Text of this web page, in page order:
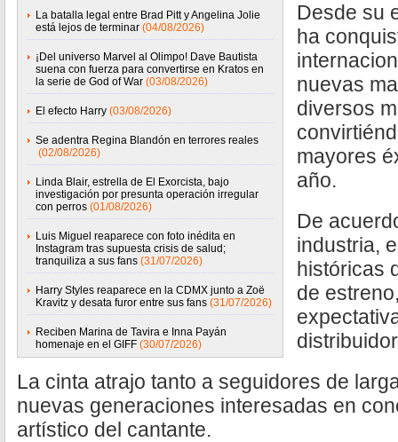
La batalla legal entre Brad Pitt y Angelina Jolie
está lejos de terminar (04/08/2026)
¡Del universo Marvel al Olimpo! Dave Bautista
suena con fuerza para convertirse en Kratos en
la serie de God of War (03/08/2026)
El efecto Harry (03/08/2026)
Se adentra Regina Blandón en terrores reales
(02/08/2026)
Linda Blair, estrella de El Exorcista, bajo
investigación por presunta operación irregular
con perros (01/08/2026)
Luis Miguel reaparece con foto inédita en
Instagram tras supuesta crisis de salud;
tranquiliza a sus fans (31/07/2026)
Harry Styles reaparece en la CDMX junto a Zoë
Kravitz y desata furor entre sus fans (31/07/2026)
Reciben Marina de Tavira e Inna Payán
homenaje en el GIFF (30/07/2026)
Desde su
ha
nuevas
diversos
mayores
año.
De
industria,
históricas
de
La cinta atrajo tanto a seguidores de
nuevas generaciones interesadas en
artístico del cantante.